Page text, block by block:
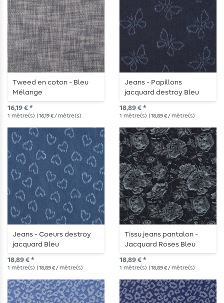
Tweed en coton - Bleu
Mélange
16,19 € *
1 mètre(s) | 16,19 € / mètre(s)
Jeans - Papillons
jacquard destroy Bleu
foncé
18,89 € *
1 mètre(s) | 18,89 € / mètre(s)
Jeans - Coeurs destroy
jacquard Bleu
18,89 € *
1 mètre(s) | 18,89 € / mètre(s)
Tissu jeans pantalon -
Jacquard Roses Bleu
foncé
18,89 € *
1 mètre(s) | 18,89 € / mètre(s)